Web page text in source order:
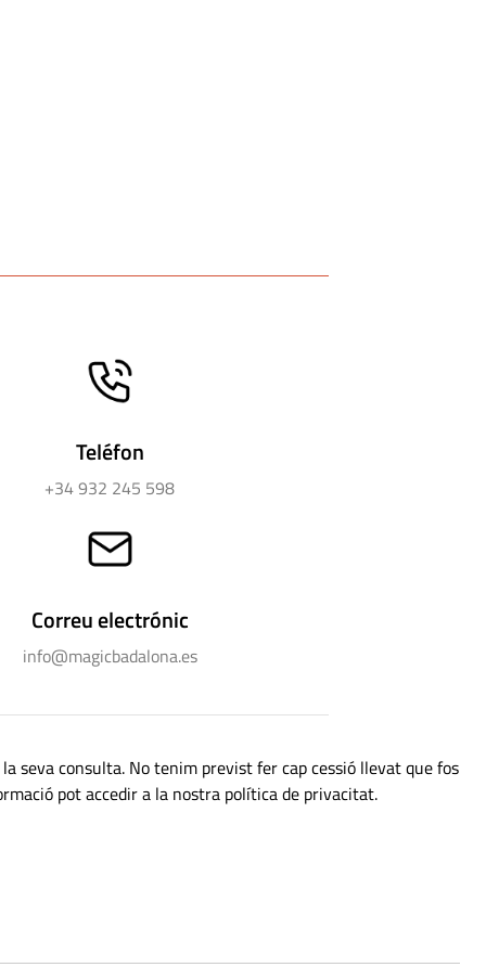
Teléfon
+34 932 245 598
Correu electrónic
info@magicbadalona.es
seva consulta. No tenim previst fer cap cessió llevat que fos
pot accedir a la nostra política de privacitat.